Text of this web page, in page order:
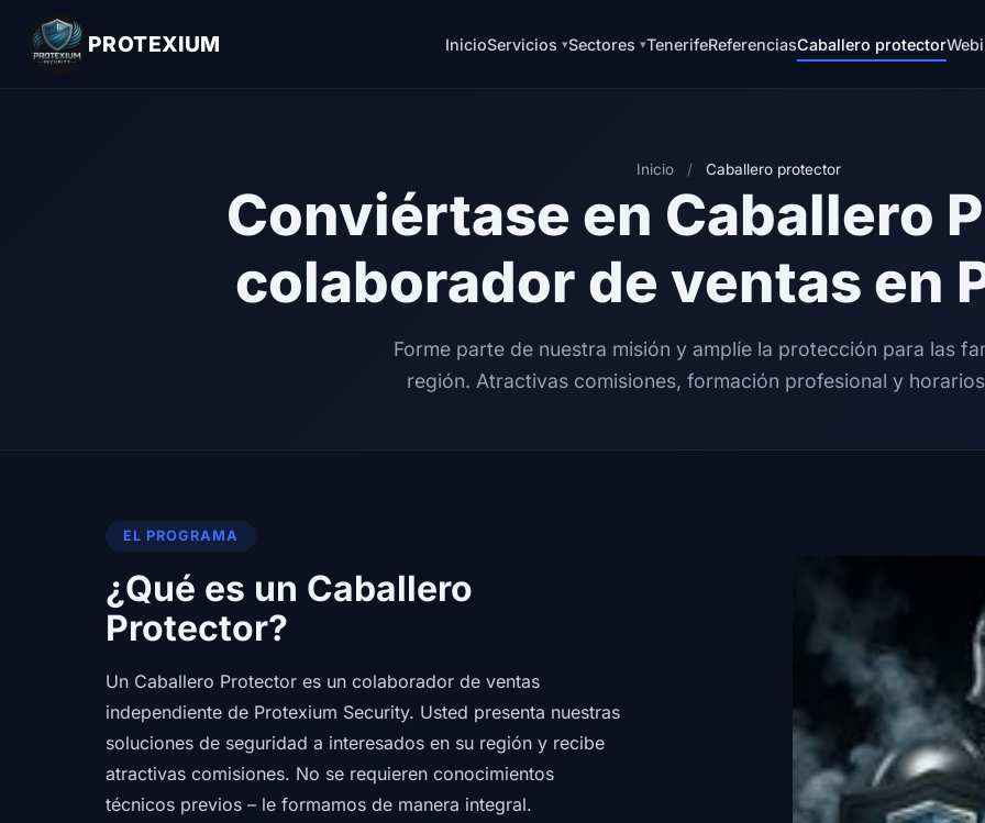
PROTEXIUM InicioServicios Sectores TenerifeReferenciasCaballero protector
Inicio / Caballero protector
Conviértase en Caballero
colaborador de ventas en
Forme parte de nuestra misión y amplíe la protección para las
región. Atractivas comisiones, formación profesional y
EL PROGRAMA
¿Qué es un Caballero
Protector?
Un Caballero Protector es un colaborador de ventas
independiente de Protexium Security. Usted presenta nuestras
soluciones de seguridad a interesados en su región y recibe
atractivas comisiones. No se requieren conocimientos
técnicos previos – le formamos de manera integral.